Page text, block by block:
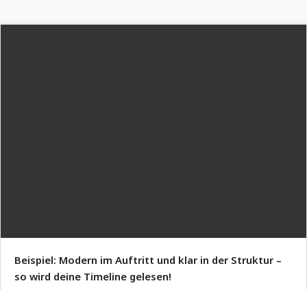
Beispiel: Modern im Auftritt und klar in der Struktur –
so wird deine Timeline gelesen!